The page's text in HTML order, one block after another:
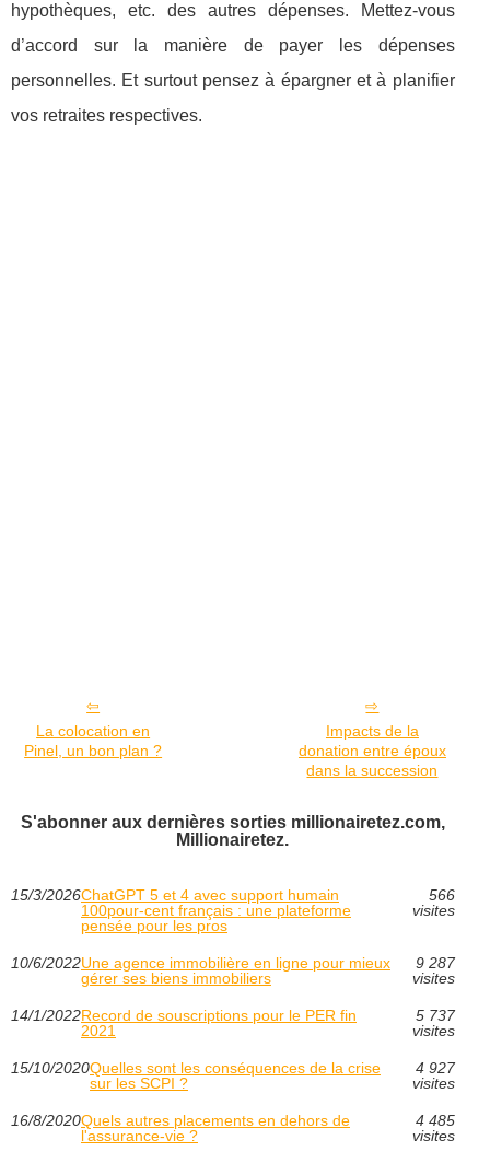
hypothèques, etc. des autres dépenses. Mettez-vous
d’accord sur la manière de payer les dépenses
personnelles. Et surtout pensez à épargner et à planifier
vos retraites respectives.
La colocation en
Pinel, un bon plan ?
Impacts de la
donation entre époux
dans la succession
S'abonner aux dernières sorties millionairetez.com,
Millionairetez.
15/3/2026ChatGPT 5 et 4 avec support humain
100pour-cent français : une plateforme
pensée pour les pros
566
visites
10/6/2022Une agence immobilière en ligne pour mieux
gérer ses biens immobiliers
9 287
visites
14/1/2022Record de souscriptions pour le PER fin
2021
5 737
visites
15/10/2020Quelles sont les conséquences de la crise
sur les SCPI ?
4 927
visites
16/8/2020Quels autres placements en dehors de
l'assurance-vie ?
4 485
visites